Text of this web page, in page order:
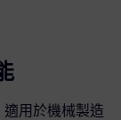
適用於機械製造